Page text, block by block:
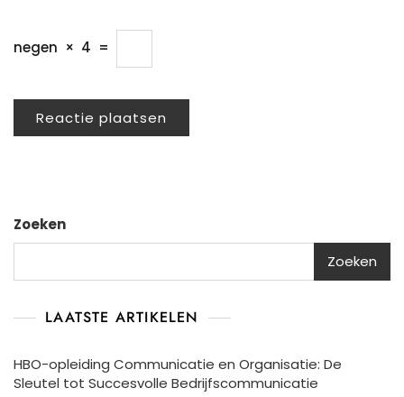
negen × 4 =
Zoeken
Zoeken
LAATSTE ARTIKELEN
HBO-opleiding Communicatie en Organisatie: De
Sleutel tot Succesvolle Bedrijfscommunicatie